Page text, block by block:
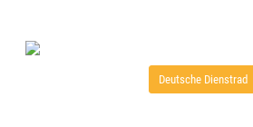
Deutsche Dienstrad